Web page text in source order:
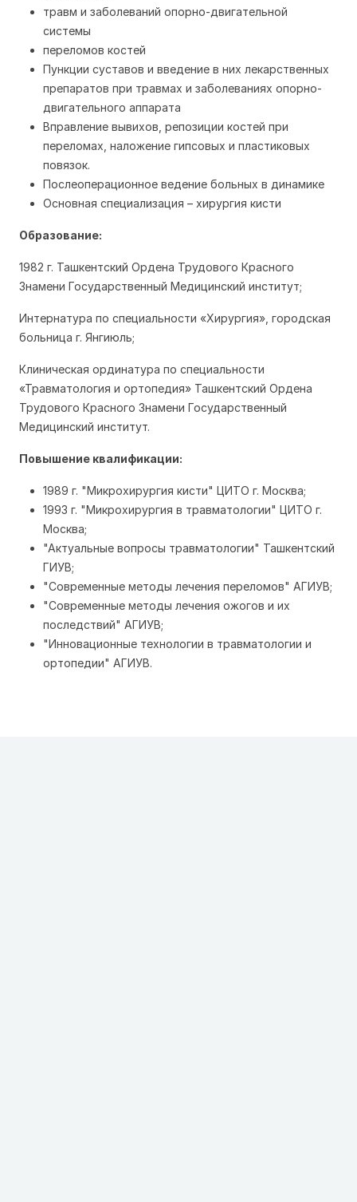
травм и заболеваний опорно-двигательной
системы
переломов костей
Пункции суставов и введение в них лекарственных
препаратов при травмах и заболеваниях опорно-
двигательного аппарата
Вправление вывихов, репозиции костей при
переломах, наложение гипсовых и пластиковых
повязок.
Послеоперационное ведение больных в динамике
Основная специализация – хирургия кисти
Образование:
1982 г. Ташкентский Ордена Трудового Красного
Знамени Государственный Медицинский институт;
Интернатура по специальности «Хирургия», городская
больница г. Янгиюль;
Клиническая ординатура по специальности
«Травматология и ортопедия» Ташкентский Ордена
Трудового Красного Знамени Государственный
Медицинский институт.
Повышение квалификации:
1989 г. "Микрохирургия кисти" ЦИТО г. Москва;
1993 г. "Микрохирургия в травматологии" ЦИТО г.
Москва;
"Актуальные вопросы травматологии" Ташкентский
ГИУВ;
"Современные методы лечения переломов" АГИУВ;
"Современные методы лечения ожогов и их
последствий" АГИУВ;
"Инновационные технологии в травматологии и
ортопедии" АГИУВ.